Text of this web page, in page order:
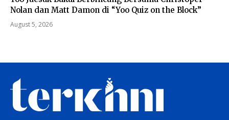
Nolan dan Matt Damon di “Yoo Quiz on the Block”
August 5, 2026